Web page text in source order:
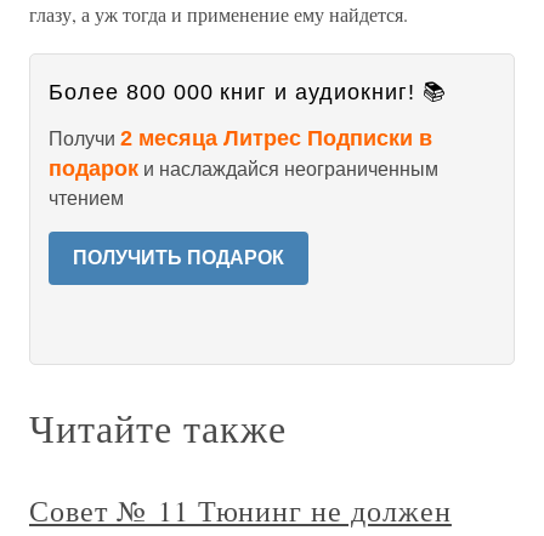
глазу, а уж тогда и применение ему найдется.
Более 800 000 книг и аудиокниг! 📚
Получи 2 месяца Литрес Подписки в
подарок и наслаждайся неограниченным
чтением
ПОЛУЧИТЬ ПОДАРОК
Читайте также
Совет № 11 Тюнинг не должен